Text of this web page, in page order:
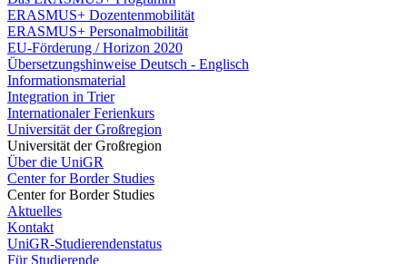
ERASMUS+ Dozentenmobilität
ERASMUS+ Personalmobilität
EU-Förderung / Horizon 2020
Übersetzungshinweise Deutsch - Englisch
Informationsmaterial
Integration in Trier
Internationaler Ferienkurs
Universität der Großregion
Universität der Großregion
Über die UniGR
Center for Border Studies
Center for Border Studies
Aktuelles
Kontakt
UniGR-Studierendenstatus
Für Studierende